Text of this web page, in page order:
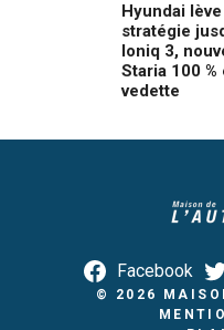
Hyundai
stratégie
Ioniq 3,
Staria 100
vedette
Facebook
© 2026